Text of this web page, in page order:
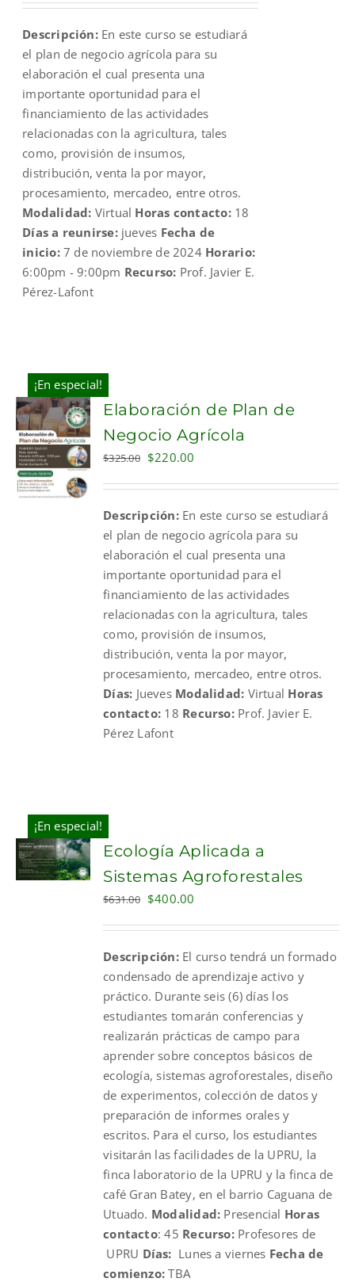
$109.00.$70.00.
Descripción:En este curso se estudiará
el plan de negocio agrícola para su
elaboración el cual presenta una
importante oportunidad para el
financiamiento de las actividades
relacionadas con la agricultura, tales
como, provisión de insumos,
distribución, venta la por mayor,
procesamiento, mercadeo, entre otros.
Modalidad: Virtual Horas contacto:18
Días a reunirse: jueves Fecha de
inicio: 7 de noviembre de 2024 Horario:
6:00pm - 9:00pm Recurso: Prof. Javier E.
Pérez-Lafont
¡En especial!
ADD TO
CART
Elaboración de Plan de
Negocio Agrícola
$325.00 Original
$325.00.
$220.00
$220.00.
Descripción:En este curso se estudiará
el plan de negocio agrícola para su
elaboración el cual presenta una
importante oportunidad para el
financiamiento de las actividades
relacionadas con la agricultura, tales
como, provisión de insumos,
distribución, venta la por mayor,
procesamiento, mercadeo, entre otros.
Días: Jueves Modalidad: Virtual Horas
contacto: 18 Recurso:Prof. Javier E.
Pérez Lafont
¡En especial!
ADD TO
CART
Ecología Aplicada a
Sistemas Agroforestales
$631.00 Original
$631.00.
$400.00
$400.00.
Descripción:El curso tendrá un formado
condensado de aprendizaje activo y
práctico. Durante seis (6) días los
estudiantes tomarán conferencias y
realizarán prácticas de campo para
aprender sobre conceptos básicos de
ecología, sistemas agroforestales, diseño
de experimentos, colección de datos y
preparación de informes orales y
escritos. Para el curso, los estudiantes
visitarán las facilidades de la UPRU, la
finca laboratorio de la UPRU y la finca de
café Gran Batey, en el barrio Caguana de
Utuado. Modalidad: Presencial Horas
contacto: 45 Recurso: Profesores de
UPRU Días: Lunes a viernes Fecha de
comienzo: TBA